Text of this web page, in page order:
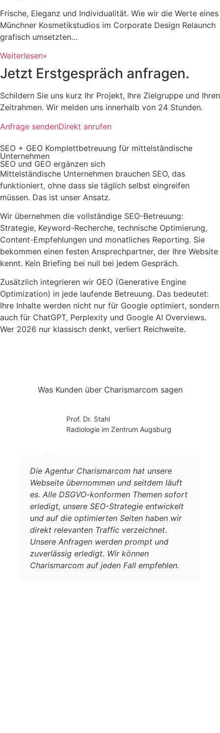
Frische, Eleganz und Individualität. Wie wir die Werte eines
Münchner Kosmetikstudios im Corporate Design Relaunch
grafisch umsetzten…
Weiterlesen»
Jetzt Erstgespräch anfragen.
Schildern Sie uns kurz Ihr Projekt, Ihre Zielgruppe und Ihren
Zeitrahmen. Wir melden uns innerhalb von 24 Stunden.
Anfrage sendenDirekt anrufen
SEO + GEO Komplettbetreuung für mittelständische
Unternehmen
SEO und GEO ergänzen sich
Mittelständische Unternehmen brauchen SEO, das
funktioniert, ohne dass sie täglich selbst eingreifen
müssen. Das ist unser Ansatz.
Wir übernehmen die vollständige SEO-Betreuung:
Strategie, Keyword-Recherche, technische Optimierung,
Content-Empfehlungen und monatliches Reporting. Sie
bekommen einen festen Ansprechpartner, der Ihre Website
kennt. Kein Briefing bei null bei jedem Gespräch.
Zusätzlich integrieren wir GEO (Generative Engine
Optimization) in jede laufende Betreuung. Das bedeutet:
Ihre Inhalte werden nicht nur für Google optimiert, sondern
auch für ChatGPT, Perplexity und Google AI Overviews.
Wer 2026 nur klassisch denkt, verliert Reichweite.
Was Kunden über Charismarcom sagen
Die Agentur Charismarcom hat unsere
Webseite übernommen und seitdem läuft
es. Alle DSGVO-konformen Themen sofort
erledigt, unsere SEO-Strategie entwickelt
und auf die optimierten Seiten haben wir
direkt relevanten Traffic verzeichnet.
Unsere Anfragen werden prompt und
zuverlässig erledigt. Wir können
Charismarcom auf jeden Fall empfehlen.
Prof. Dr. Stahl
Radiologie im Zentrum Augsburg